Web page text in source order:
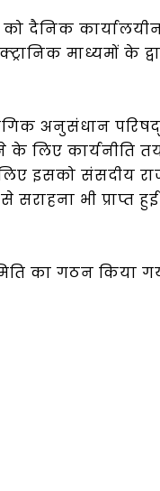
को दैनिक
माध्यमों के
अनुसंधान परिषद्
के लिए कार्यनीति
इसको संसदीय
भी प्राप्त
का गठन किया